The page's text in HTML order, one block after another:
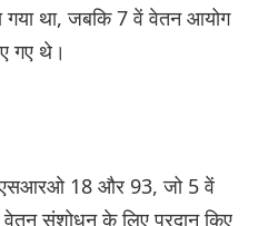
गया था, जबकि 7 वें वेतन आयोग
गए थे।
एसआरओ 18 और 93, जो 5 वें
संशोधन के लिए प्रदान किए